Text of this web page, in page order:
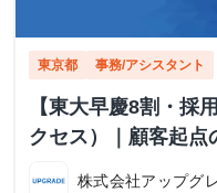
東京都 事務/アシスタント
【東大早慶8割・採
クセス）｜顧客起点
株式会社アップグ